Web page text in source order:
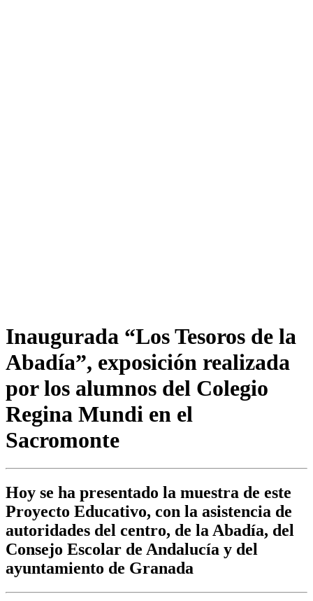
Inaugurada “Los Tesoros de la
Abadía”, exposición realizada
por los alumnos del Colegio
Regina Mundi en el
Sacromonte
Hoy se ha presentado la muestra de este
Proyecto Educativo, con la asistencia de
autoridades del centro, de la Abadía, del
Consejo Escolar de Andalucía y del
ayuntamiento de Granada